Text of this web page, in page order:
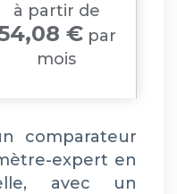
à partir de
€par
mois
comparateur
expert en
avec un